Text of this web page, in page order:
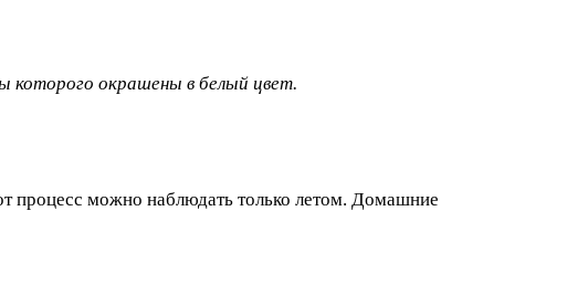
которого окрашены в белый цвет.
процесс можно наблюдать только летом. Домашние